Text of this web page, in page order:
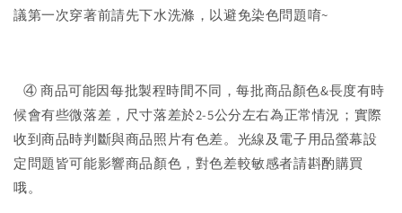
議第一次穿著前請先下水洗滌，以避免染色問題唷~
④ 商品可能因每批製程時間不同，每批商品顏色&長度有時
候會有些微落差，尺寸落差於2-5公分左右為正常情況；實際
收到商品時判斷與商品照片有色差。光線及電子用品螢幕設
定問題皆可能影響商品顏色，對色差較敏感者請斟酌購買
哦。